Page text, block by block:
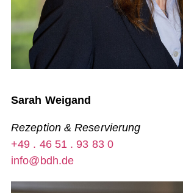
Sarah Weigand
Rezeption & Reservierung
+49 . 46 51 . 93 83 0
info@bdh.de